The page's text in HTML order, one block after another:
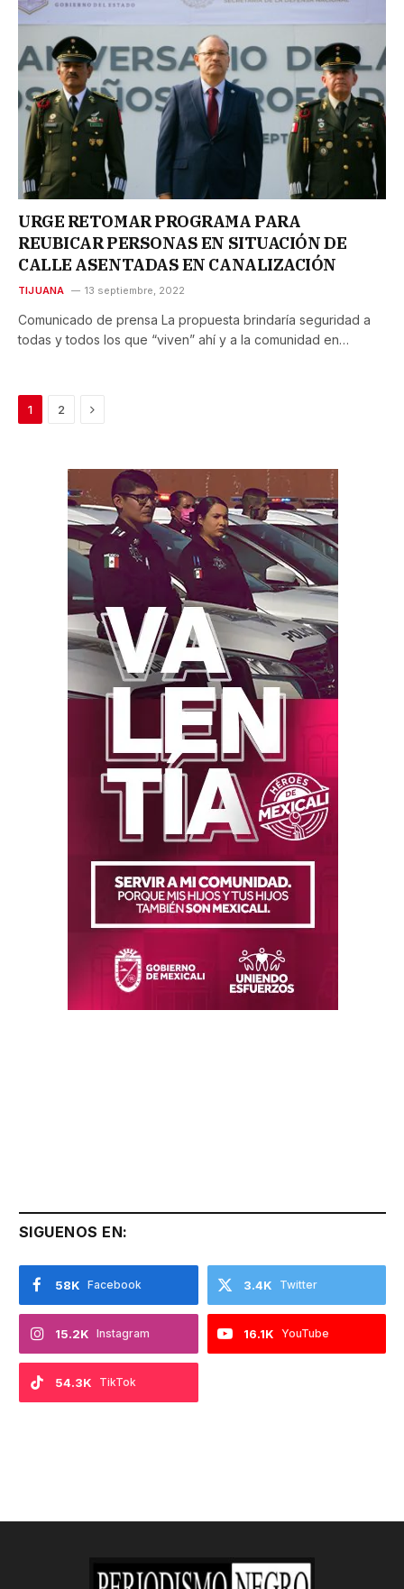
URGE RETOMAR PROGRAMA PARA
REUBICAR PERSONAS EN SITUACIÓN DE
CALLE ASENTADAS EN CANALIZACIÓN
TIJUANA 13 septiembre, 2022
Comunicado de prensa La propuesta brindaría seguridad a
todas y todos los que “viven” ahí y a la comunidad en…
1 2 Next
SIGUENOS EN:
Facebook
58K Twitter
3.4K
Instagram
15.2K YouTube
16.1K
TikTok
54.3K